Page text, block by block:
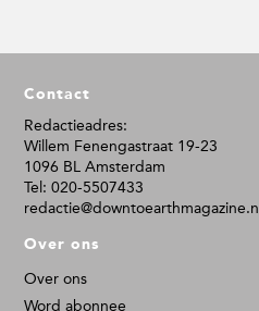
o
o
Contact
Redactieadres:
Willem Fenengastraat 19-23
1096 BL Amsterdam
Tel: 020-5507433
redactie@downtoearthmagazine.nl
Over ons
Over ons
Word abonnee